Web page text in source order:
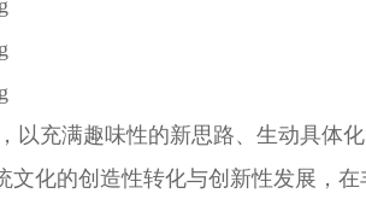
以充满趣味性的新思路、生动具体
化的创造性转化与创新性发展，